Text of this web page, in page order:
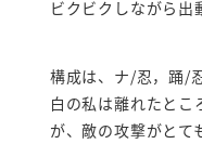
ビクビクしながら出
構成は、ナ/忍，踊/
白の私は離れたとこ
が、敵の攻撃がとて